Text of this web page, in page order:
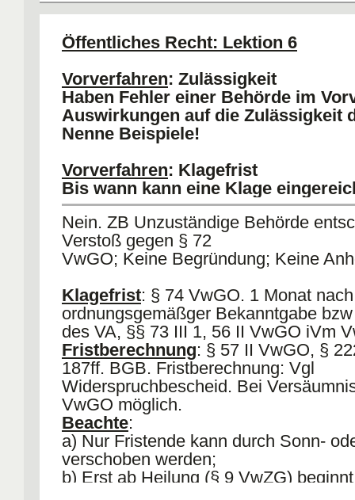
4) Wiedereinsetzung ist zu Unrecht
a) HM: Widerspruch verfristet, Klage
(§70 II VwGO verweisst nicht auf §
b) Rspr: Behörde ist Herrin de
wird an die Entscheidung der
Öffentliches Recht: Lektion 6
Vorverfahren: Zulässigkeit
Haben Fehler einer Behörde im
Auswirkungen auf die Zulässigkeit
Nenne Beispiele!
Vorverfahren: Klagefrist
Bis wann kann eine Klage
Nein. ZB Unzuständige Behörde
Verstoß gegen § 72
VwGO; Keine Begründung; Keine
Klagefrist: § 74 VwGO. 1 Monat nach
ordnungsgemäßger Bekanntgabe
des VA, §§ 73 III 1, 56 II VwGO iVm
Fristberechnung: § 57 II VwGO, §
187ff. BGB. Fristberechnung: Vgl
Widerspruchbescheid. Bei
VwGO möglich.
Beachte:
a) Nur Fristende kann durch Sonn-
verschoben werden;
b) Erst ab Heilung (§ 9 VwZG)